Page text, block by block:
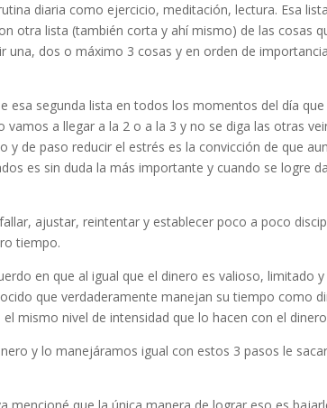
diaria como ejercicio, meditación, lectura. Esa
otra lista (también corta y ahí mismo) de las cosas
una, dos o máximo 3 cosas y en orden de
esa segunda lista en todos los momentos del día
a llegar a la 2 o a la 3 y no se diga las otras
de paso reducir el estrés es la convicción de que
es sin duda la más importante y cuando se logre
ajustar, reintentar y establecer poco a poco
tiempo.
en que al igual que el dinero es valioso, limitado
que verdaderamente manejan su tiempo como
mismo nivel de intensidad que lo hacen con el
y lo manejáramos igual con estos 3 pasos le